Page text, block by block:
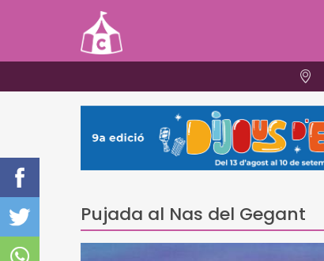
Pujada al Nas del Gegant